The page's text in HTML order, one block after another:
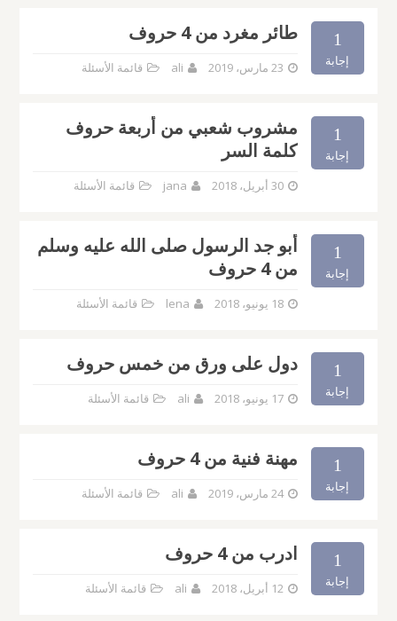
1
إجابة
طائر مغرد من 4 حروف
23 مارس، 2019 ali قائمة الأسئلة
1
إجابة
مشروب شعبي من أربعة حروف
كلمة السر
30 أبريل، 2018 jana قائمة الأسئلة
1
إجابة
أبو جد الرسول صلى الله عليه وسلم
من 4 حروف
18 يونيو، 2018 lena قائمة الأسئلة
1
إجابة
دول على ورق من خمس حروف
17 يونيو، 2018 ali قائمة الأسئلة
1
إجابة
مهنة فنية من 4 حروف
24 مارس، 2019 ali قائمة الأسئلة
1
إجابة
ادرب من 4 حروف
12 أبريل، 2018 ali قائمة الأسئلة